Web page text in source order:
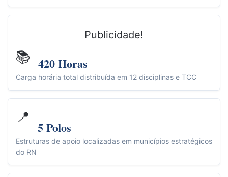
Publicidade!
📚 420 Horas
Carga horária total distribuída em 12 disciplinas e TCC
📍
5 Polos
Estruturas de apoio localizadas em municípios estratégicos
do RN